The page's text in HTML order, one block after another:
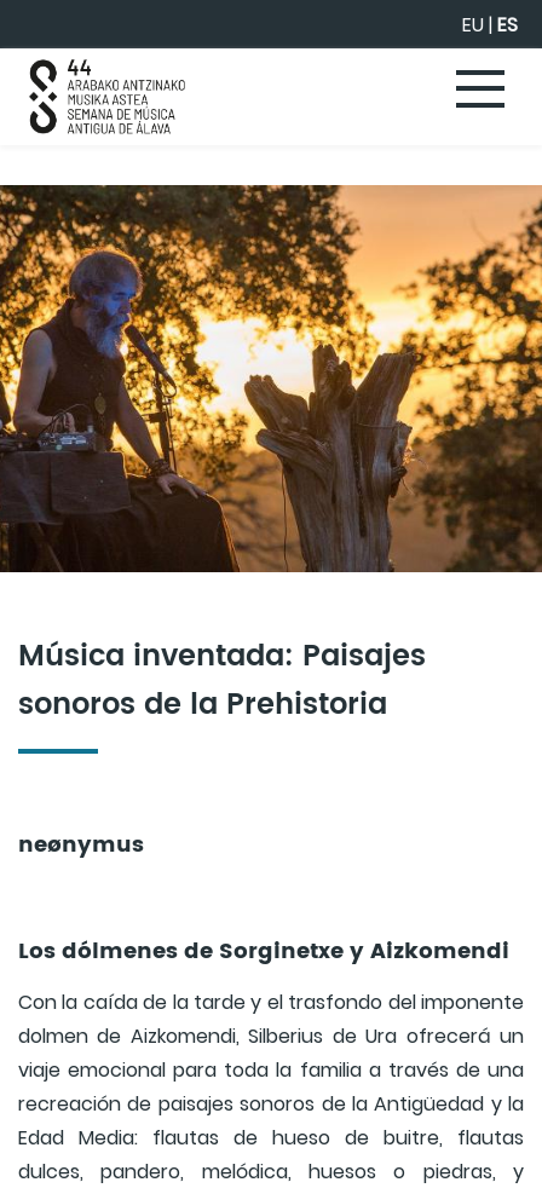
EU|ES
Música inventada: Paisajes
sonoros de la Prehistoria
neønymus
Los dólmenes de Sorginetxe y Aizkomendi
Con la caída de la tarde y el trasfondo del imponente
dolmen de Aizkomendi, Silberius de Ura ofrecerá un
viaje emocional para toda la familia a través de una
recreación de paisajes sonoros de la Antigüedad y la
Edad Media: flautas de hueso de buitre, flautas
dulces, pandero, melódica, huesos o piedras, y